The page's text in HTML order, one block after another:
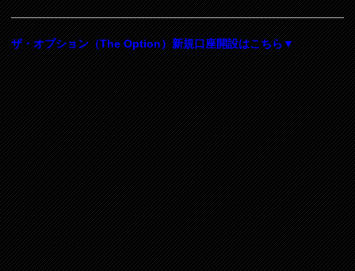
ザ・オプション（The Option）新規口座開設はこちら▼